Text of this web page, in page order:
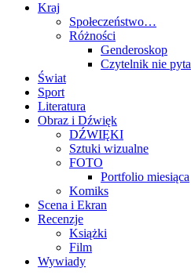
Kraj
Społeczeństwo…
Różności
Genderoskop
Czytelnik nie pyta
Świat
Sport
Literatura
Obraz i Dźwięk
DŹWIĘKI
Sztuki wizualne
FOTO
Portfolio miesiąca
Komiks
Scena i Ekran
Recenzje
Książki
Film
Wywiady